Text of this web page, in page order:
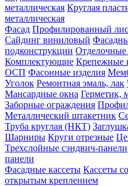
металлическая Круглая
металлическая
Фасад Профилированный
Сайдинг виниловый
подконструкции Отделочные
Комплектующие Крепежные
ОСП Фасонные изделия
Уголок Ремонтная эмаль, лак
Мансардные окна Герметик,
Заборные ограждения
Металлический штакетник
Труба круглая (НКТ)
Шарниры Круги отрезные
Трехслойные сэндвич-панели
панели
Фасадные кассеты Кассеты
открытым креплением